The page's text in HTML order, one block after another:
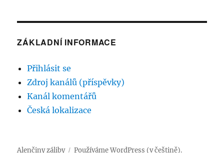
ZÁKLADNÍ INFORMACE
Přihlásit se
Zdroj kanálů (příspěvky)
Kanál komentářů
Česká lokalizace
Alenčiny záliby Používáme WordPress (v češtině).